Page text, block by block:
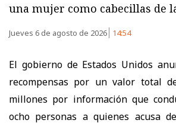
una mujer como cabecillas de
Jueves 6 de agosto de 2026 14:54
El gobierno de Estados Unidos
recompensas por un valor total
millones por información que
ocho personas a quienes acusa